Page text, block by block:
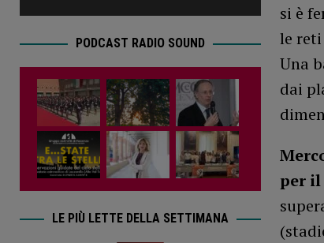
si è
le reti
Una
dai
per
PODCAST RADIO SOUND
LE PIÙ LETTE DELLA SETTIMANA